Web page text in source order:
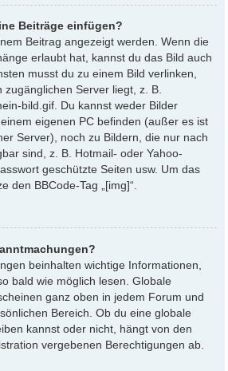
Beiträge einfügen?
Beitrag angezeigt werden. Wenn die
erlaubt hat, kannst du das Bild auch
musst du zu einem Bild verlinken,
Server liegt, z. B.
bild.gif. Du kannst weder Bilder
eigenen PC befinden (außer es ist
Server), noch zu Bildern, die nur nach
sind, z. B. Hotmail- oder Yahoo-
geschützte Seiten usw. Um das
den BBCode-Tag „[img]“.
beinhalten wichtige Informationen,
bald wie möglich lesen. Globale
ganz oben in jedem Forum und
Bereich. Ob du eine globale
kannst oder nicht, hängt von den
vergebenen Berechtigungen ab.